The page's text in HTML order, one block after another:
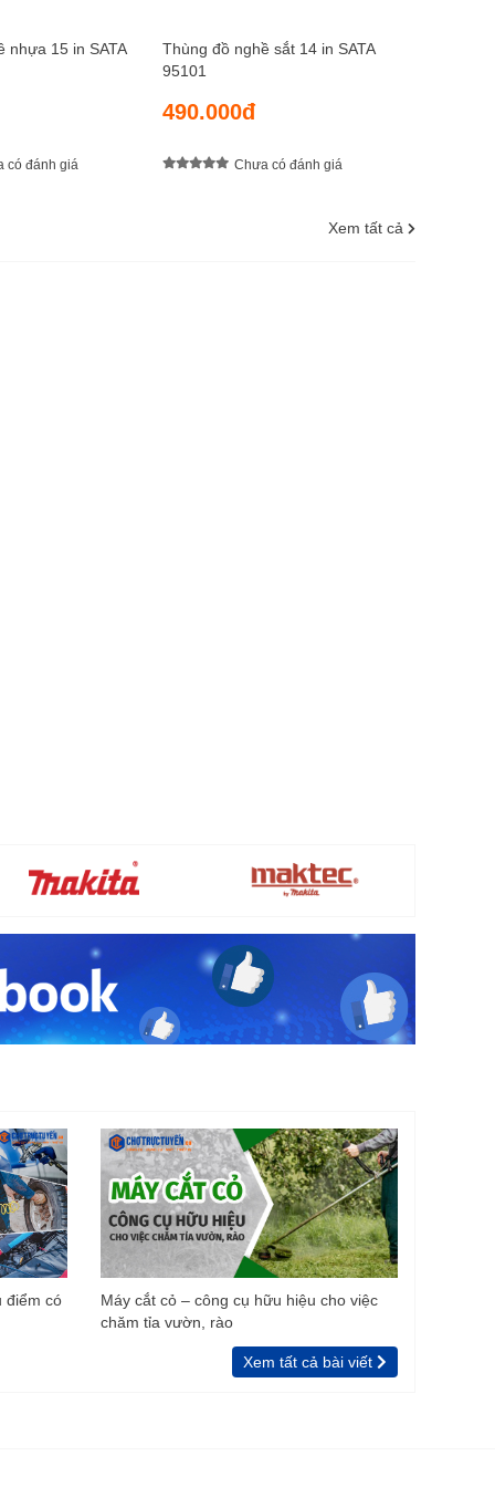
nhựa 15 in SATA
có đánh giá
Thùng đồ nghề sắt 14 in SATA
95101
490.000đ
Chưa có đánh giá
Xem tất cả
điểm có
Máy cắt cỏ – công cụ hữu hiệu cho việc
chăm tỉa vườn, rào
Xem tất cả bài viết